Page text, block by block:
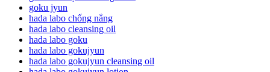
goku jyun
hada labo chống nắng
hada labo cleansing oil
hada labo goku
hada labo gokujyun
hada labo gokujyun cleansing oil